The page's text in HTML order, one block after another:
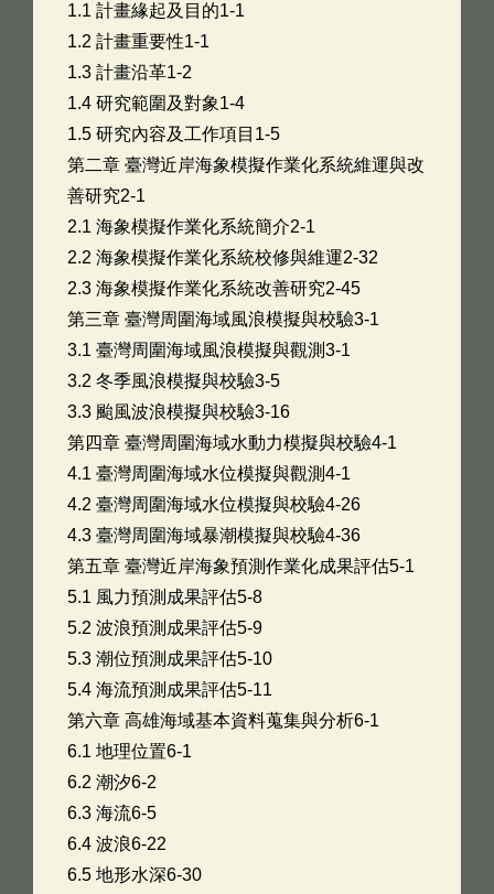
1.1 計畫緣起及目的1-1
1.2 計畫重要性1-1
1.3 計畫沿革1-2
1.4 研究範圍及對象1-4
1.5 研究內容及工作項目1-5
第二章 臺灣近岸海象模擬作業化系統維運與改
善研究2-1
2.1 海象模擬作業化系統簡介2-1
2.2 海象模擬作業化系統校修與維運2-32
2.3 海象模擬作業化系統改善研究2-45
第三章 臺灣周圍海域風浪模擬與校驗3-1
3.1 臺灣周圍海域風浪模擬與觀測3-1
3.2 冬季風浪模擬與校驗3-5
3.3 颱風波浪模擬與校驗3-16
第四章 臺灣周圍海域水動力模擬與校驗4-1
4.1 臺灣周圍海域水位模擬與觀測4-1
4.2 臺灣周圍海域水位模擬與校驗4-26
4.3 臺灣周圍海域暴潮模擬與校驗4-36
第五章 臺灣近岸海象預測作業化成果評估5-1
5.1 風力預測成果評估5-8
5.2 波浪預測成果評估5-9
5.3 潮位預測成果評估5-10
5.4 海流預測成果評估5-11
第六章 高雄海域基本資料蒐集與分析6-1
6.1 地理位置6-1
6.2 潮汐6-2
6.3 海流6-5
6.4 波浪6-22
6.5 地形水深6-30